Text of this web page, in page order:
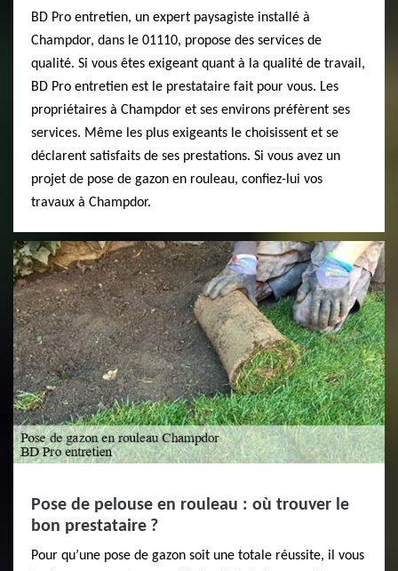
BD Pro entretien, un expert paysagiste installé à
Champdor, dans le 01110, propose des services de
qualité. Si vous êtes exigeant quant à la qualité de travail,
BD Pro entretien est le prestataire fait pour vous. Les
propriétaires à Champdor et ses environs préfèrent ses
services. Même les plus exigeants le choisissent et se
déclarent satisfaits de ses prestations. Si vous avez un
projet de pose de gazon en rouleau, confiez-lui vos
travaux à Champdor.
Pose de pelouse en rouleau : où trouver le
bon prestataire ?
Pour qu’une pose de gazon soit une totale réussite, il vous